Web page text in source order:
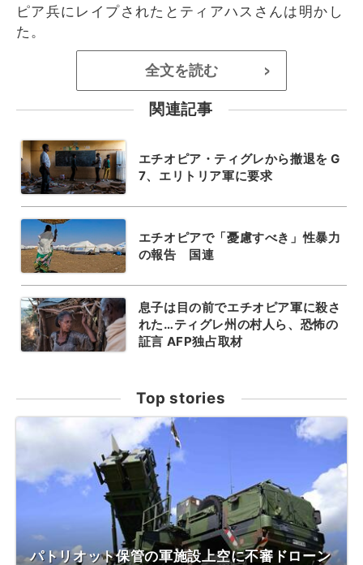
ピア兵にレイプされたとティアハスさんは明かし
た。
全文を読む >
関連記事
エチオピア・ティグレから撤退を G
7、エリトリア軍に要求
エチオピアで「憂慮すべき」性暴力
の報告 国連
息子は目の前でエチオピア軍に殺さ
れた…ティグレ州の村人ら、恐怖の
証言 AFP独占取材
Top stories
パトリオット保管の軍施設上空に不審ドローン